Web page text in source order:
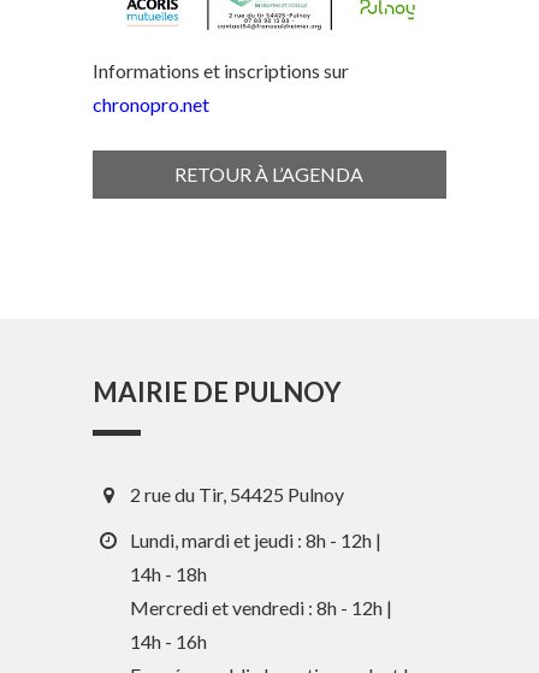
Informations et inscriptions sur
chronopro.net
RETOUR À L’AGENDA
MAIRIE DE PULNOY
2 rue du Tir, 54425 Pulnoy
Lundi, mardi et jeudi : 8h - 12h |
14h - 18h
Mercredi et vendredi : 8h - 12h |
14h - 16h